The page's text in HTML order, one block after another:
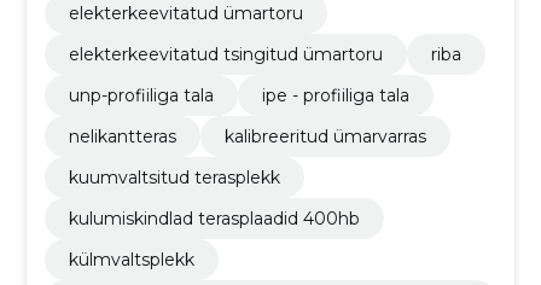
elekterkeevitatud ümartoru
elekterkeevitatud tsingitud ümartoru
riba
unp-profiiliga tala
ipe - profiiliga tala
nelikantteras
kalibreeritud ümarvarras
kuumvaltsitud terasplekk
kulumiskindlad terasplaadid 400hb
külmvaltsplekk